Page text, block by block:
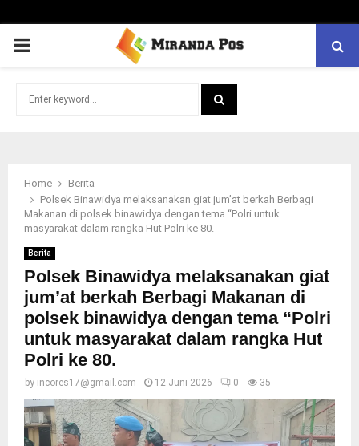
PRIMARY
Home
Berita
Polsek Binawidya melaksanakan giat jum’at berkah Berbagi
Makanan di polsek binawidya dengan tema “Polri untuk
masyarakat dalam rangka Hut Polri ke 80.
Berita
Polsek Binawidya melaksanakan giat
jum’at berkah Berbagi Makanan di
polsek binawidya dengan tema “Polri
untuk masyarakat dalam rangka Hut
Polri ke 80.
by incores17@gmail.com 12 Juni 2026 0 35